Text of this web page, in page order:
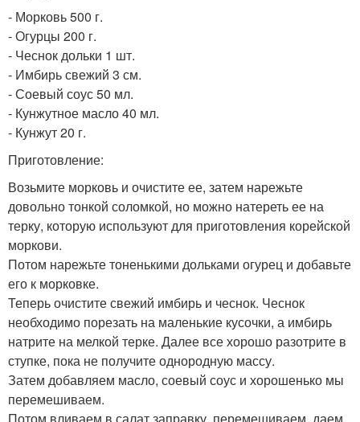
- Морковь 500 г.
- Огурцы 200 г.
- Чеснок дольки 1 шт.
- Имбирь свежий 3 см.
- Соевый соус 50 мл.
- Кунжутное масло 40 мл.
- Кунжут 20 г.
Приготовление:
Возьмите морковь и очистите ее, затем нарежьте
довольно тонкой соломкой, но можно натереть ее на
терку, которую используют для приготовления корейской
моркови.
Потом нарежьте тоненькими дольками огурец и добавьте
его к морковке.
Теперь очистите свежий имбирь и чеснок. Чеснок
необходимо порезать на маленькие кусочки, а имбирь
натрите на мелкой терке. Далее все хорошо разотрите в
ступке, пока не получите однородную массу.
Затем добавляем масло, соевый соус и хорошенько мы
перемешиваем.